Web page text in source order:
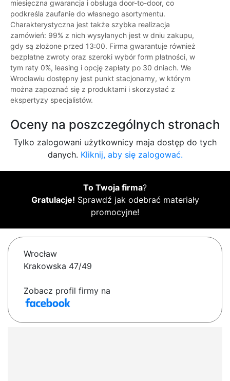
miesięczna gwarancja i obsługa door-to-door, co
podkreśla zaufanie do własnego asortymentu.
Charakterystyczna jest także szybka realizacja
zamówień: 99% z nich wysyłanych jest w dniu zakupu,
gdy są złożone przed 13:00. Firma gwarantuje również
bezpłatne zwroty oraz szeroki wybór form płatności, w
tym raty 0%, leasing i opcję zapłaty po 30 dniach. We
Wrocławiu dostępny jest punkt stacjonarny, w którym
można zapoznać się z produktami i skorzystać z
ekspertyzy specjalistów.
Oceny na poszczególnych stronach
Tylko zalogowani użytkownicy maja dostęp do tych
danych. Kliknij, aby się zalogować.
To Twoja firma?
Gratulacje! Sprawdź jak odebrać materiały
promocyjne!
Wrocław
Krakowska 47/49
Zobacz profil firmy na